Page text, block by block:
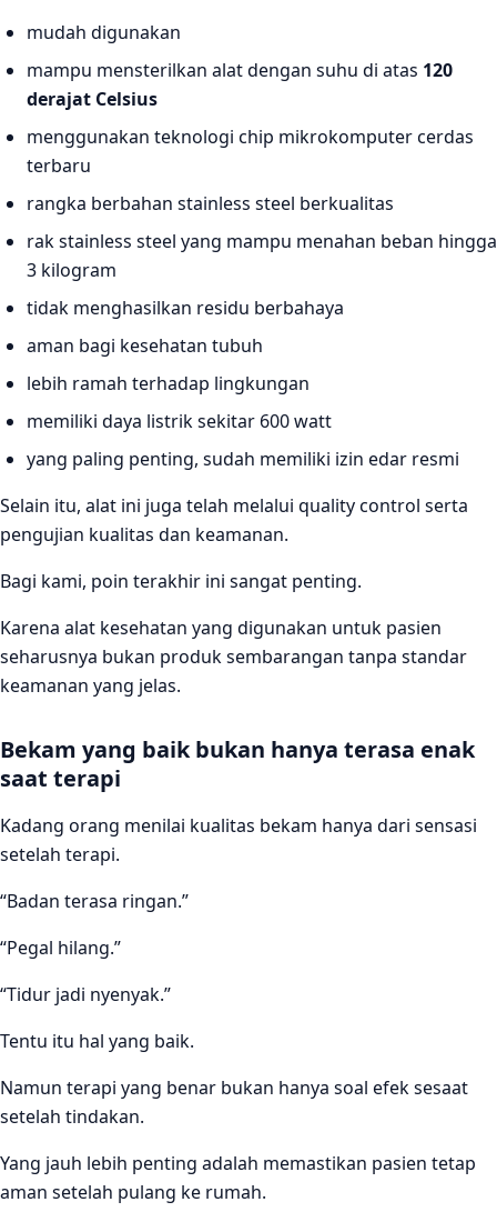
mudah digunakan
mampu mensterilkan alat dengan suhu di atas 120
derajat Celsius
menggunakan teknologi chip mikrokomputer cerdas
terbaru
rangka berbahan stainless steel berkualitas
rak stainless steel yang mampu menahan beban hingga
3 kilogram
tidak menghasilkan residu berbahaya
aman bagi kesehatan tubuh
lebih ramah terhadap lingkungan
memiliki daya listrik sekitar 600 watt
yang paling penting, sudah memiliki izin edar resmi
Selain itu, alat ini juga telah melalui quality control serta
pengujian kualitas dan keamanan.
Bagi kami, poin terakhir ini sangat penting.
Karena alat kesehatan yang digunakan untuk pasien
seharusnya bukan produk sembarangan tanpa standar
keamanan yang jelas.
Bekam yang baik bukan hanya terasa enak
saat terapi
Kadang orang menilai kualitas bekam hanya dari sensasi
setelah terapi.
“Badan terasa ringan.”
“Pegal hilang.”
“Tidur jadi nyenyak.”
Tentu itu hal yang baik.
Namun terapi yang benar bukan hanya soal efek sesaat
setelah tindakan.
Yang jauh lebih penting adalah memastikan pasien tetap
aman setelah pulang ke rumah.